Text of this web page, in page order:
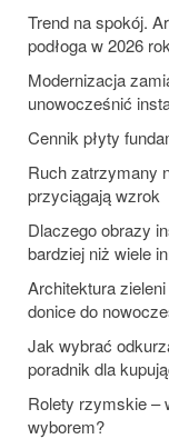
Trend na spokój.
podłoga w 2026
Modernizacja
unowocześnić
Cennik płyty
Ruch zatrzymany
przyciągają wzrok
Dlaczego obrazy
bardziej niż wiele
Architektura
donice do
Jak wybrać
poradnik dla
Rolety rzymskie –
wyborem?